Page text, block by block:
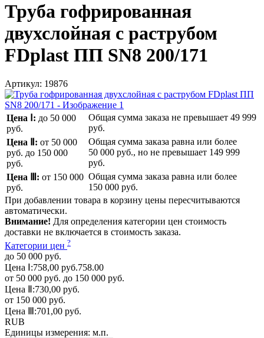
Труба гофрированная
двухслойная с раструбом
FDplast ПП SN8 200/171
Артикул: 19876
Цена Ⅰ: до 50 000
руб.
Общая сумма заказа не превышает 49 999
руб.
Цена Ⅱ: от 50 000
руб. до 150 000
руб.
Общая сумма заказа равна или более
50 000 руб., но не превышает 149 999
руб.
Цена Ⅲ: от 150 000
руб.
Общая сумма заказа равна или более
150 000 руб.
При добавлении товара в корзину цены пересчитываются
автоматически.
Внимание! Для определения категории цен стоимость
доставки не включается в стоимость заказа.
Категории цен ?
до 50 000 руб.
Цена Ⅰ:758,00 руб.758.00
от 50 000 руб. до 150 000 руб.
Цена Ⅱ:730,00 руб.
от 150 000 руб.
Цена Ⅲ:701,00 руб.
RUB
Единицы измерения: м.п.